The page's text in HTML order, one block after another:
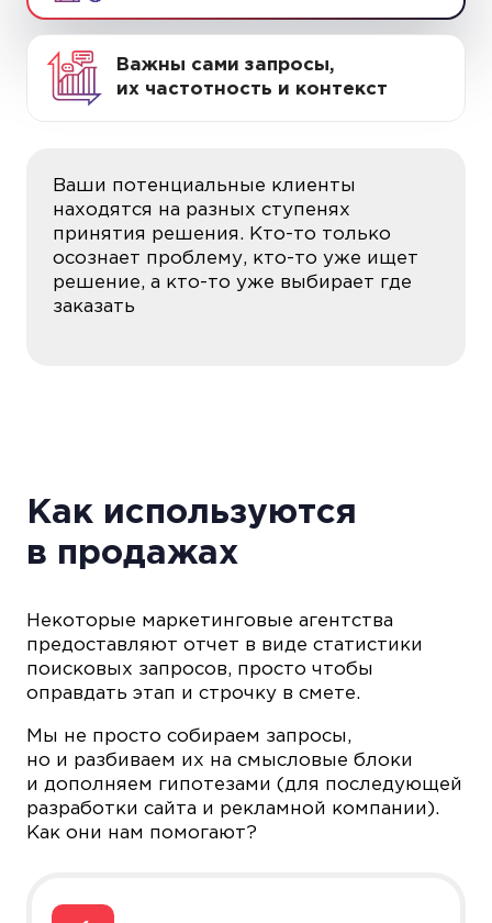
Важны сами запросы,
их частотность и контекст
Ваши потенциальные клиенты
находятся на разных ступенях
принятия решения. Кто-то только
осознает проблему, кто-то уже ищет
решение, а кто-то уже выбирает где
заказать
Как используются
в продажах
Некоторые маркетинговые агентства
предоставляют отчет в виде статистики
поисковых запросов, просто чтобы
оправдать этап и строчку в смете.
Мы не просто собираем запросы,
но и разбиваем их на смысловые блоки
и дополняем гипотезами (для последующей
разработки сайта и рекламной компании).
Как они нам помогают?